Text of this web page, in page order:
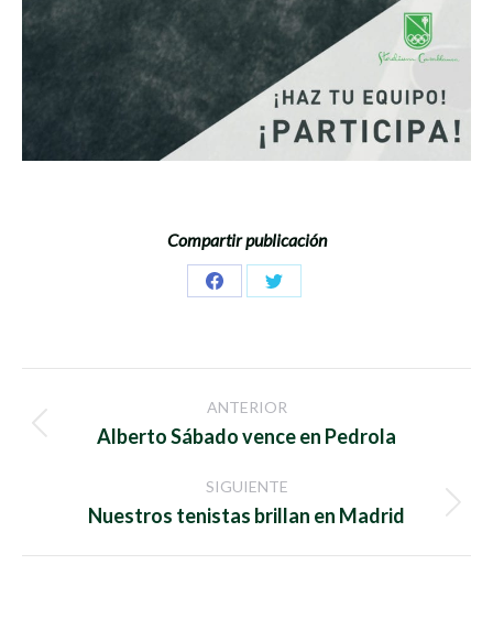
Compartir publicación
Share
Share
Navegación
entre
publicaciones
ANTERIOR
Publicación
Alberto Sábado vence en Pedrola
SIGUIENTE
Publicación
Nuestros tenistas brillan en Madrid